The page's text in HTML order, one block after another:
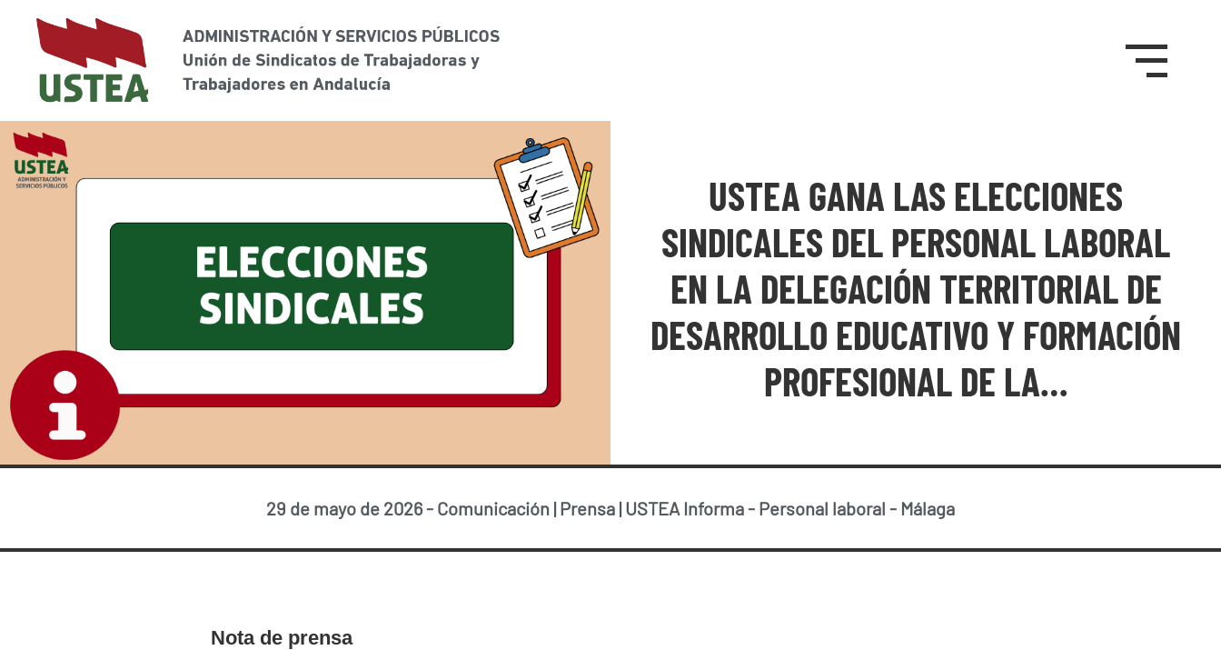
USTEA GANA LAS ELECCIONES
SINDICALES DEL PERSONAL LABORAL
EN LA DELEGACIÓN TERRITORIAL DE
DESARROLLO EDUCATIVO Y FORMACIÓN
PROFESIONAL DE LA…
29 de mayo de 2026- Comunicación |Prensa |USTEA Informa- Personal laboral - Málaga
Nota de prensa